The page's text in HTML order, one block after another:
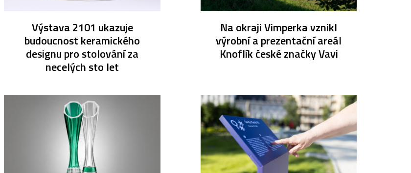
Výstava 2101 ukazuje
budoucnost keramického
designu pro stolování za
necelých sto let
Na okraji Vimperka vznikl
výrobní a prezentační areál
Knoflík české značky Vavi